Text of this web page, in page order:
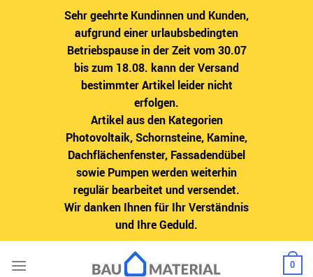
Sehr geehrte Kundinnen und Kunden,
aufgrund einer urlaubsbedingten
Betriebspause in der Zeit vom 30.07
bis zum 18.08. kann der Versand
bestimmter Artikel leider nicht
erfolgen.
Artikel aus den Kategorien
Photovoltaik, Schornsteine, Kamine,
Dachflächenfenster, Fassadendübel
sowie Pumpen werden weiterhin
regulär bearbeitet und versendet.
Wir danken Ihnen für Ihr Verständnis
und Ihre Geduld.
Inhalt
0